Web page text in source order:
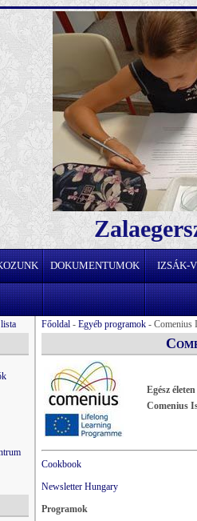
DOKUMENTUMOK IZSÁK-
Főoldal - Egyéb programok - Comenius
Egész
Comenius
Cookbook
Newsletter Hungary
Programok